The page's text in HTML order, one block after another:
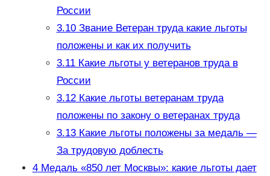
России
3.10Звание Ветеран труда какие льготы
положены и как их получить
3.11Какие льготы у ветеранов труда в
России
3.12Какие льготы ветеранам труда
положены по закону о ветеранах труда
3.13Какие льготы положены за медаль —
За трудовую доблесть
4Медаль «850 лет Москвы»: какие льготы дает